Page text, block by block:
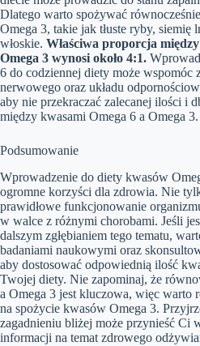
Dlatego warto spożywać
Omega 3, takie jak tłuste ryby, siemię
włoskie. Właściwa proporcja
Omega 3 wynosi około 4:1.
6 do codziennej diety może wspomóc
nerwowego oraz układu
aby nie przekraczać zalecanej ilości i
między kwasami Omega 6 a Omega 3.
Podsumowanie
Wprowadzenie do diety kwasów
ogromne korzyści dla zdrowia. Nie
prawidłowe funkcjonowanie
w walce z różnymi chorobami. Jeśli
dalszym zgłębianiem tego tematu,
badaniami naukowymi oraz
aby dostosować odpowiednią ilość
Twojej diety. Nie zapominaj, że
a Omega 3 jest kluczowa, więc warto
na spożycie kwasów Omega 3.
zagadnieniu bliżej może przynieść Ci
informacji na temat zdrowego